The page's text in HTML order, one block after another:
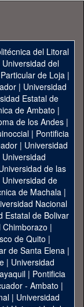
del Litoral
Universidad del
de Loja|
| Universidad
Estatal de
de Ambato |
de los Andes|
| Pontificia
| Universidad
Universidad
de las
Universidad de
de Machala|
Nacional
Estatal de Bolivar
Chimborazo |
de Quito |
de Santa Elena|
| Universidad
| Pontificia
- Ambato |
| Universidad